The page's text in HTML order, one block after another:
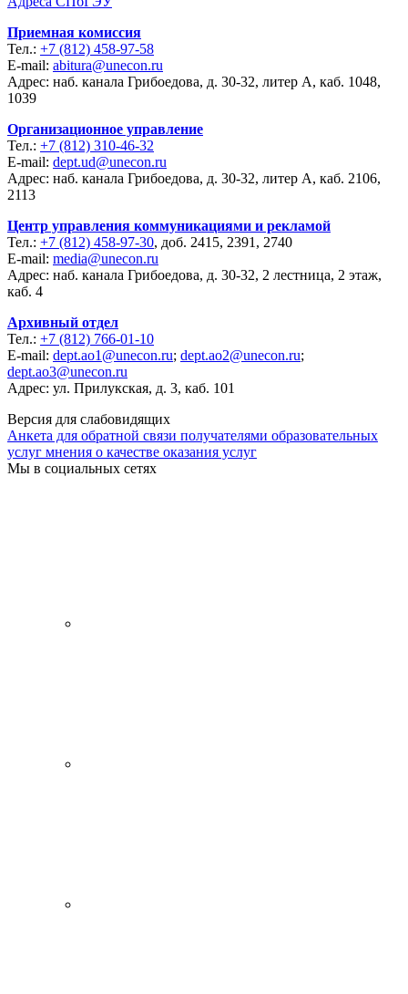
Приемная комиссия
Тел.: +7 (812) 458-97-58
E-mail: abitura@unecon.ru
Адрес: наб. канала Грибоедова, д. 30-32, литер А, каб. 1048,
1039
Организационное управление
Тел.: +7 (812) 310-46-32
E-mail: dept.ud@unecon.ru
Адрес: наб. канала Грибоедова, д. 30-32, литер А, каб. 2106,
2113
Центр управления коммуникациями и рекламой
Тел.: +7 (812) 458-97-30, доб. 2415, 2391, 2740
E-mail: media@unecon.ru
Адрес: наб. канала Грибоедова, д. 30-32, 2 лестница, 2 этаж,
каб. 4
Архивный отдел
Тел.: +7 (812) 766-01-10
E-mail: dept.ao1@unecon.ru; dept.ao2@unecon.ru;
dept.ao3@unecon.ru
Адрес: ул. Прилукская, д. 3, каб. 101
Версия для слабовидящих
Анкета для обратной связи получателями образовательных
услуг мнения о качестве оказания услуг
Мы в социальных сетях